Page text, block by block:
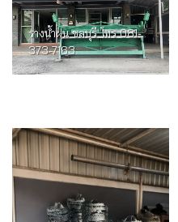
รางน้ำฝน ชลบุรี โทร 081-
373-7163